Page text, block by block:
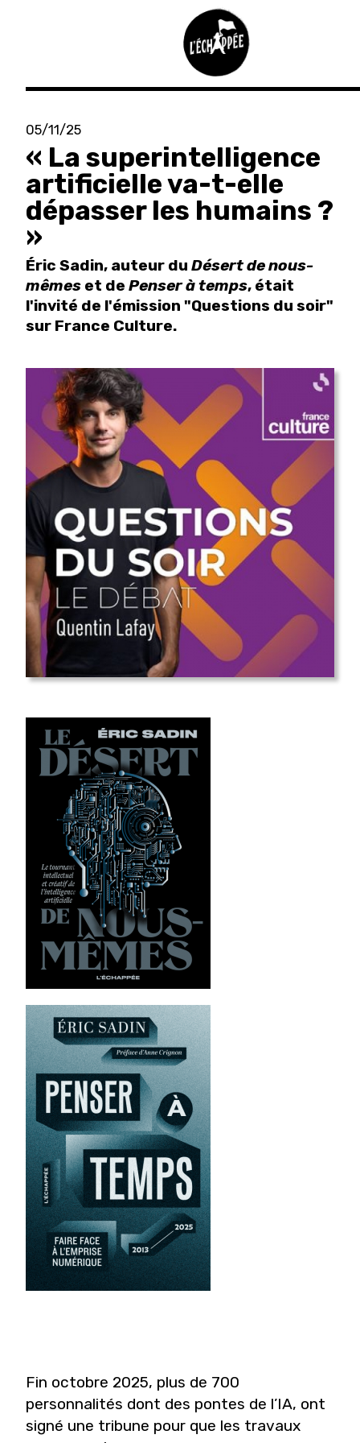
Aller
contenu
principal
05/11/25
« La superintelligence
artificielle va-t-elle
dépasser les humains ?
»
Éric Sadin, auteur du Désert de nous-
mêmes et de Penser à temps, était
l'invité de l'émission "Questions du soir"
sur France Culture.
Fin octobre 2025, plus de 700
personnalités dont des pontes de l’IA, ont
signé une tribune pour que les travaux